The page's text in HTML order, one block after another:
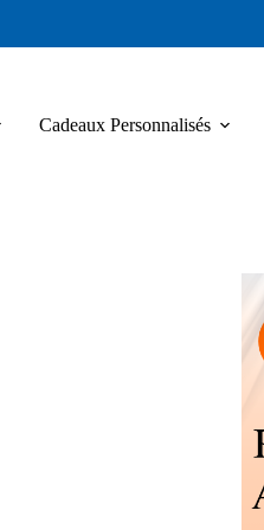
Cadeaux Personnalisés